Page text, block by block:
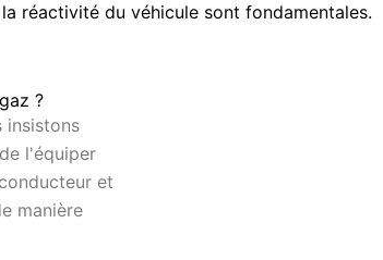
réactivité du véhicule sont fondamentales.
?
insistons
l'équiper
et
manière